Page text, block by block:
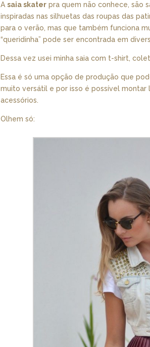
Asaia skater pra quem não conhece, são
inspiradas nas silhuetas das roupas das
para o verão, mas que também funciona
“queridinha” pode ser encontrada em
Dessa vez usei minha saia com t-shirt,
Essa é só uma opção de produção que
muito versátil e por isso é possível montar
acessórios.
Olhem só: